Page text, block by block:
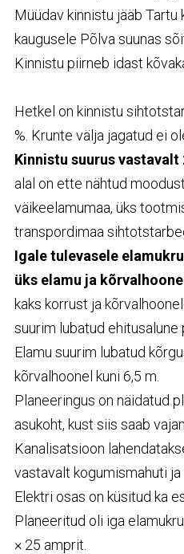
Müüdav kinnistu jääb Tartu
kaugusele Põlva suunas
Kinnistu piirneb idast
Hetkel on kinnistu
%. Krunte välja jagatud ei
Kinnistu suurus vastavalt
alal on ette nähtud
väikeelamumaa, üks
transpordimaa
Igale tulevasele
üks elamu ja
kaks korrust ja
suurim lubatud ehitusalune
Elamu suurim lubatud
kõrvalhoonel kuni 6,5 m.
Planeeringus on näidatud
asukoht, kust siis saab
Kanalisatsioon
vastavalt kogumismahuti ja
Elektri osas on küsitud ka
Planeeritud oli iga
× 25 amprit.